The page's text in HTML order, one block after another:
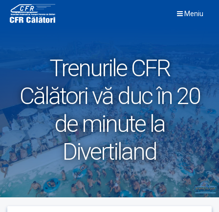
content
Meniu
Trenurile CFR
Călători vă duc în 20
de minute la
Divertiland